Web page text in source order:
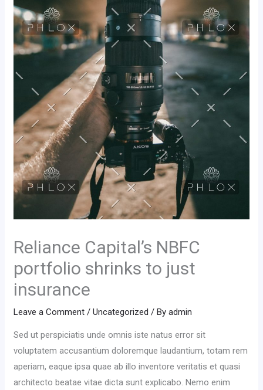
Reliance Capital’s NBFC
portfolio shrinks to just
insurance
Leave a Comment /Uncategorized / Byadmin
Sed ut perspiciatis unde omnis iste natus error sit
voluptatem accusantium doloremque laudantium, totam rem
aperiam, eaque ipsa quae ab illo inventore veritatis et quasi
architecto beatae vitae dicta sunt explicabo. Nemo enim